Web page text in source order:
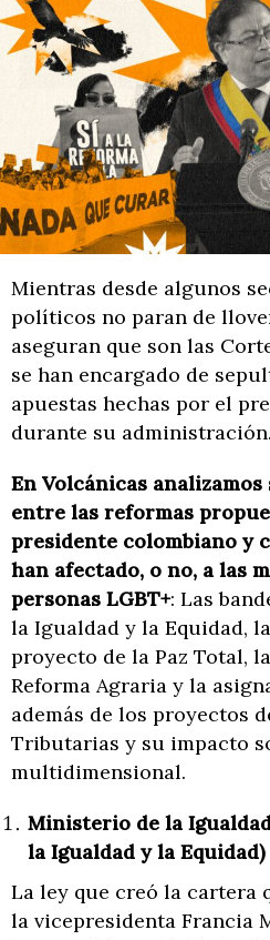
Mientras desde algunos
políticos no paran de
aseguran que son las
se han encargado de
apuestas hechas por el
durante su administración.
En Volcánicas
entre las reformas
presidente colombiano y
han afectado, o no, a las
personas LGBT+: Las
la Igualdad y la Equidad,
proyecto de la Paz Total,
Reforma Agraria y la
además de los proyectos
Tributarias y su impacto
multidimensional.
Ministerio de la
la Igualdad y la Equidad)
La ley que creó la cartera
la vicepresidenta Francia